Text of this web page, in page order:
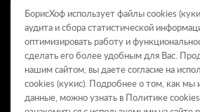
© 2009–2026
Данный интернет-сайт носит
является публичной офертой,
437 ГК РФ. Для получения подробной
БорисХоф использует файлы cookies
аудита и сбора статистической
оптимизировать работу и
сделать его более удобным для Вас.
нашим сайтом, вы даете согласие на
cookies (кукиc). Подробнее о том, как мы
данные, можно узнать в Политикеcookies